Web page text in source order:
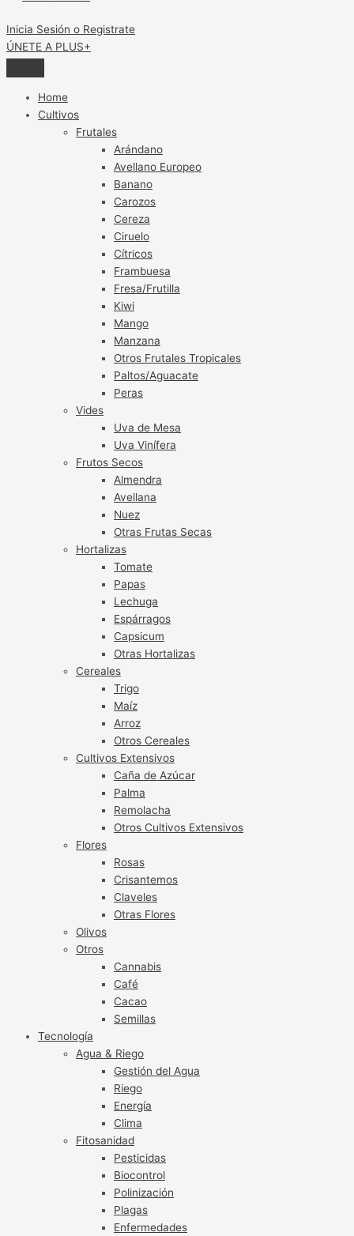
Inicia Sesión o Registrate
ÚNETE A PLUS+
Home
Cultivos
Frutales
Arándano
Avellano Europeo
Banano
Carozos
Cereza
Ciruelo
Cítricos
Frambuesa
Fresa/Frutilla
Kiwi
Mango
Manzana
Otros Frutales Tropicales
Paltos/Aguacate
Peras
Vides
Uva de Mesa
Uva Vinífera
Frutos Secos
Almendra
Avellana
Nuez
Otras Frutas Secas
Hortalizas
Tomate
Papas
Lechuga
Espárragos
Capsicum
Otras Hortalizas
Cereales
Trigo
Maíz
Arroz
Otros Cereales
Cultivos Extensivos
Caña de Azúcar
Palma
Remolacha
Otros Cultivos Extensivos
Flores
Rosas
Crisantemos
Claveles
Otras Flores
Olivos
Otros
Cannabis
Café
Cacao
Semillas
Tecnología
Agua & Riego
Gestión del Agua
Riego
Energía
Clima
Fitosanidad
Pesticidas
Biocontrol
Polinización
Plagas
Enfermedades